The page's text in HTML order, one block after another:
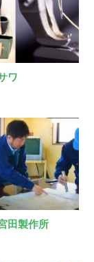
ワ
田製作所